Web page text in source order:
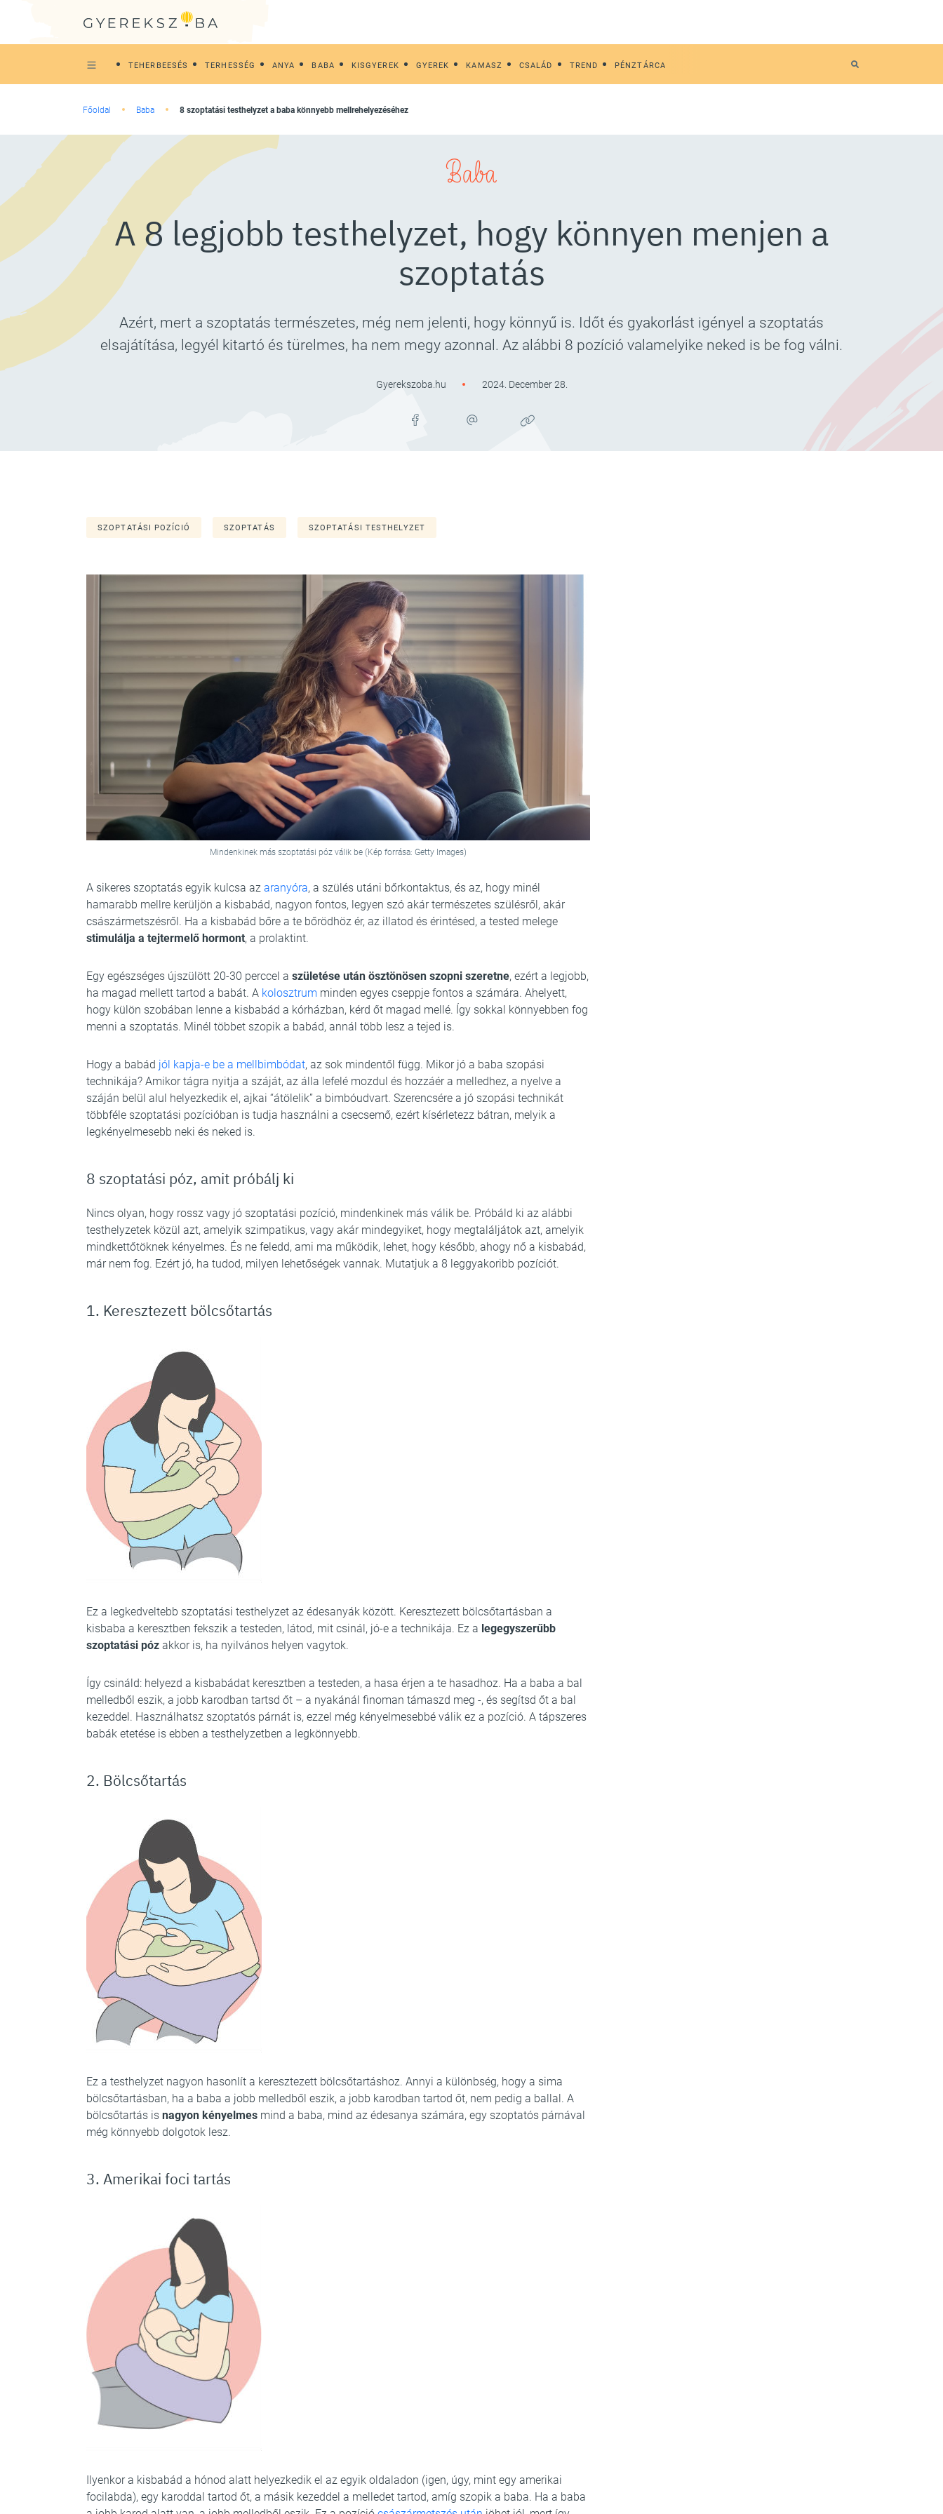
TEHERBEESÉS TERHESSÉG ANYA BABA KISGYEREK GYEREK KAMASZ CSALÁD TREND PÉNZTÁRCA
Főoldal Baba 8 szoptatási testhelyzet a baba könnyebb mellrehelyezéséhez
Baba
A 8 legjobb testhelyzet, hogy könnyen menjen a
szoptatás
Azért, mert a szoptatás természetes, még nem jelenti, hogy könnyű is. Időt és gyakorlást igényel a szoptatás
elsajátítása, legyél kitartó és türelmes, ha nem megy azonnal. Az alábbi 8 pozíció valamelyike neked is be fog válni.
Gyerekszoba.hu 2024. December 28.
SZOPTATÁSI POZÍCIÓ SZOPTATÁS SZOPTATÁSI TESTHELYZET
Mindenkinek más szoptatási póz válik be (Kép forrása: Getty Images)
A sikeres szoptatás egyik kulcsa az aranyóra, a szülés utáni bőrkontaktus, és az, hogy minél
hamarabb mellre kerüljön a kisbabád, nagyon fontos, legyen szó akár természetes szülésről, akár
császármetszésről. Ha a kisbabád bőre a te bőrödhöz ér, az illatod és érintésed, a tested melege
stimulálja a tejtermelő hormont, a prolaktint.
Egy egészséges újszülött 20-30 perccel a születése után ösztönösen szopni szeretne, ezért a legjobb,
ha magad mellett tartod a babát. A kolosztrum minden egyes cseppje fontos a számára. Ahelyett,
hogy külön szobában lenne a kisbabád a kórházban, kérd őt magad mellé. Így sokkal könnyebben fog
menni a szoptatás. Minél többet szopik a babád, annál több lesz a tejed is.
Hogy a babád jól kapja-e be a mellbimbódat, az sok mindentől függ. Mikor jó a baba szopási
technikája? Amikor tágra nyitja a száját, az álla lefelé mozdul és hozzáér a melledhez, a nyelve a
száján belül alul helyezkedik el, ajkai “átölelik” a bimbóudvart. Szerencsére a jó szopási technikát
többféle szoptatási pozícióban is tudja használni a csecsemő, ezért kísérletezz bátran, melyik a
legkényelmesebb neki és neked is.
8 szoptatási póz, amit próbálj ki
Nincs olyan, hogy rossz vagy jó szoptatási pozíció, mindenkinek más válik be. Próbáld ki az alábbi
testhelyzetek közül azt, amelyik szimpatikus, vagy akár mindegyiket, hogy megtaláljátok azt, amelyik
mindkettőtöknek kényelmes. És ne feledd, ami ma működik, lehet, hogy később, ahogy nő a kisbabád,
már nem fog. Ezért jó, ha tudod, milyen lehetőségek vannak. Mutatjuk a 8 leggyakoribb pozíciót.
1. Keresztezett bölcsőtartás
Ez a legkedveltebb szoptatási testhelyzet az édesanyák között. Keresztezett bölcsőtartásban a
kisbaba a keresztben fekszik a testeden, látod, mit csinál, jó-e a technikája. Ez a legegyszerűbb
szoptatási póz akkor is, ha nyilvános helyen vagytok.
Így csináld: helyezd a kisbabádat keresztben a testeden, a hasa érjen a te hasadhoz. Ha a baba a bal
melledből eszik, a jobb karodban tartsd őt – a nyakánál finoman támaszd meg -, és segítsd őt a bal
kezeddel. Használhatsz szoptatós párnát is, ezzel még kényelmesebbé válik ez a pozíció. A tápszeres
babák etetése is ebben a testhelyzetben a legkönnyebb.
2. Bölcsőtartás
Ez a testhelyzet nagyon hasonlít a keresztezett bölcsőtartáshoz. Annyi a különbség, hogy a sima
bölcsőtartásban, ha a baba a jobb melledből eszik, a jobb karodban tartod őt, nem pedig a ballal. A
bölcsőtartás is nagyon kényelmes mind a baba, mind az édesanya számára, egy szoptatós párnával
még könnyebb dolgotok lesz.
3. Amerikai foci tartás
Ilyenkor a kisbabád a hónod alatt helyezkedik el az egyik oldaladon (igen, úgy, mint egy amerikai
focilabda), egy karoddal tartod őt, a másik kezeddel a melledet tartod, amíg szopik a baba. Ha a baba